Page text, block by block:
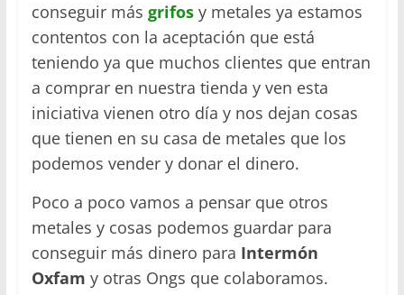
conseguir más grifosy metales ya estamos
contentos con la aceptación que está
teniendo ya que muchos clientes que entran
a comprar en nuestra tienda y ven esta
iniciativa vienen otro día y nos dejan cosas
que tienen en su casa de metales que los
podemos vender y donar el dinero.
Poco a poco vamos a pensar que otros
metales y cosas podemos guardar para
conseguir más dinero para Intermón
Oxfam y otras Ongs que colaboramos.